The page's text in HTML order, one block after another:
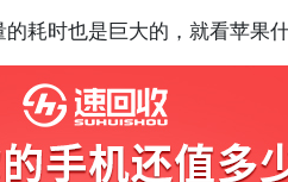
耗时也是巨大的，就看苹果